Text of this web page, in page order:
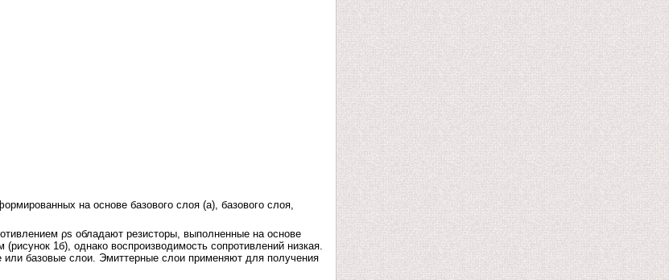
на основе базового слоя (а), базового слоя,
ρs обладают резисторы, выполненные на основе
1б), однако воспроизводимость сопротивлений низкая.
базовые слои. Эмиттерные слои применяют для получения